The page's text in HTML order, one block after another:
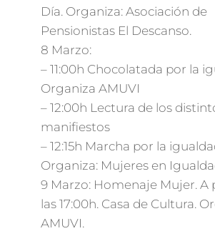
Día. Organiza: Asociación de
Pensionistas El Descanso.
8 Marzo:
– 11:00h Chocolatada por la
Organiza AMUVI
– 12:00h Lectura de los
manifiestos
– 12:15h Marcha por la
Organiza: Mujeres en
9 Marzo: Homenaje Mujer. A
las 17:00h. Casa de Cultura.
AMUVI.